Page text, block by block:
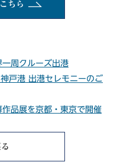
ちら
周クルーズ出港
戸港 出港セレモニーのご
品展を京都・東京で開催